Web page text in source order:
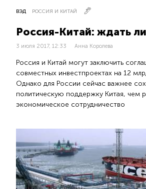
ВЭД РОССИЯ И КИТАЙ
Россия-Китай: ждать
3 июля 2017, 12:33 Анна Королева
Россия и Китай могут заключить
совместных инвестпроектах на 12
Однако для России сейчас важнее
политическую поддержку Китая, чем
экономическое сотрудничество